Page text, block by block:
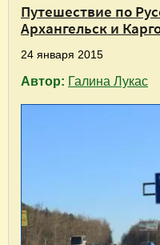
Путешествие по
Архангельск и
24 января 2015
Автор: Галина Лукас